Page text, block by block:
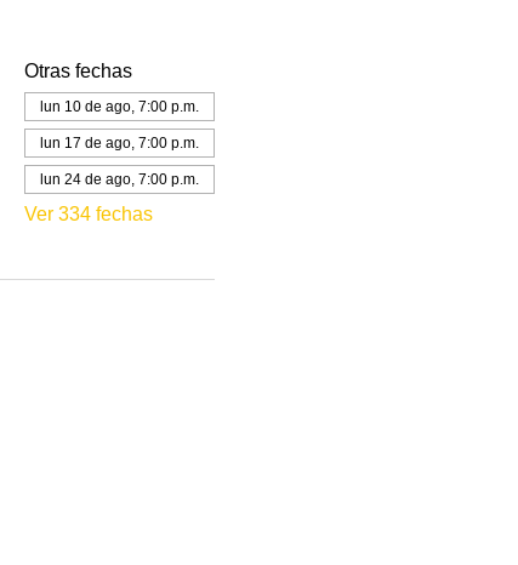
Otras fechas
lun 10 de ago, 7:00 p.m.
lun 17 de ago, 7:00 p.m.
lun 24 de ago, 7:00 p.m.
Ver 334 fechas